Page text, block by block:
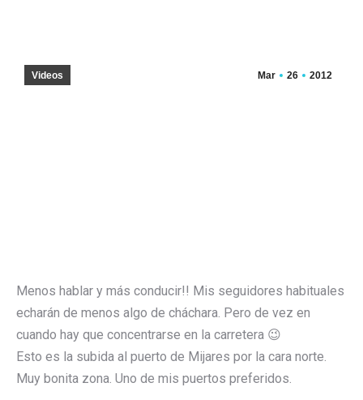
Mar 26 2012
Videos
Menos hablar y más conducir!! Mis seguidores habituales
echarán de menos algo de cháchara. Pero de vez en
cuando hay que concentrarse en la carretera 😉
Esto es la subida al puerto de Mijares por la cara norte.
Muy bonita zona. Uno de mis puertos preferidos.